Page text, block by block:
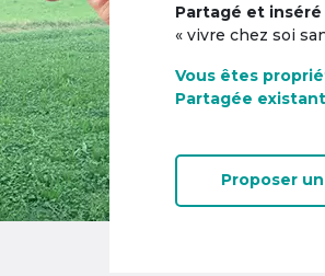
Partagé et inséré
« vivre chez soi
Vous êtes
Partagée
Proposer